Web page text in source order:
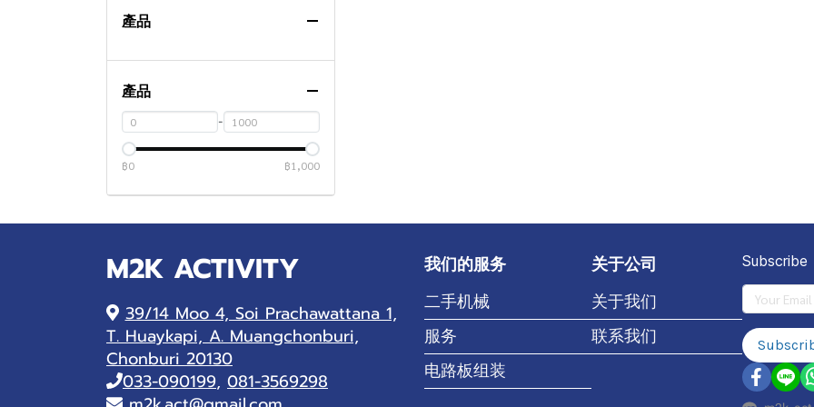
產品
產品
-
฿0 ฿1,000
M2K ACTIVITY
39/14 Moo 4, Soi Prachawattana 1,
T. Huaykapi, A. Muangchonburi,
Chonburi 20130
033-090199, 081-3569298
我们的服务
二手机械
服务
电路板组装
关于公司
关于我们
联系我们
Subscribe